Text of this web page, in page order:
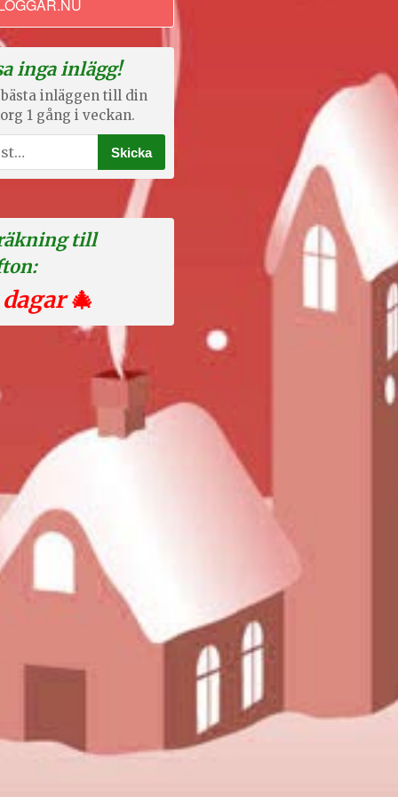
inga inlägg!
bästa inläggen till din
1 gång i veckan.
till
dagar🎄